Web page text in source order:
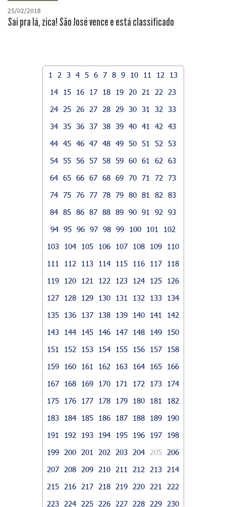
25/02/2018
Sai pra lá, zica! São José vence e está classificado
1 2 3 4 5 6 7 8 9 10 11 12
13
14
15 16 17 18 19 20 21 22
23
24
25 26 27 28 29 30 31 32
33
34 35 36 37 38 39 40 41 42
43
44 45 46 47 48 49 50 51 52
53
54 55 56 57 58 59 60 61 62
63
64 65 66 67 68 69 70 71 72
73
74 75 76 77 78 79 80 81 82
83
84 85 86 87 88 89 90 91 92
93
94 95 96 97 98 99 100 101
102
103
104 105 106 107 108 109
110
111
112 113 114 115 116 117
118
119
120 121 122 123 124 125
126
127
128 129 130 131 132 133
134
135
136 137 138 139 140 141
142
143
144 145 146 147 148 149
150
151
152 153 154 155 156 157
158
159
160 161 162 163 164 165
166
167
168 169 170 171 172 173
174
175
176 177 178 179 180 181
182
183
184 185 186 187 188 189
190
191
192 193 194 195 196 197
198
199
200 201 202 203 204 205
206
207
208 209 210 211 212 213
214
215
216 217 218 219 220 221
222
223
224 225 226 227 228 229
230